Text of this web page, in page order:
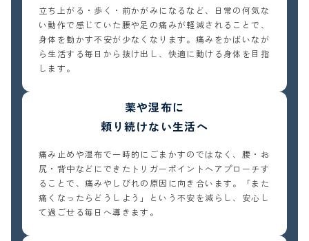
立ち上がる・歩く・前かがみになるなど、日常の何気な
い動作で感じていた腰や足の痛みが軽減されることで、
身体を動かす不安が少なくなります。痛みをかばいなが
ら生活する毎日から抜け出し、快適に動ける身体を目指
します。
薬や湿布に
頼り続けない生活へ
痛み止めや湿布で一時的にごまかすのではなく、腰・お
尻・背中などにできたトリガーポイントへアプローチす
ることで、痛みやしびれの原因に向き合います。「また
痛くなったらどうしよう」という不安を減らし、安心し
て過ごせる毎日へ導きます。